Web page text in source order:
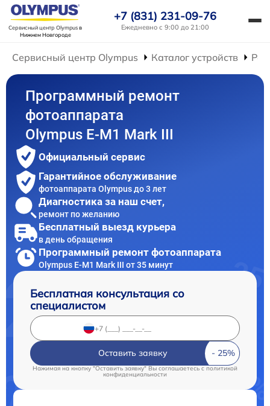
Сервисный центр Olympusв
Нижнем Новгороде
+7 (831) 231-09-76
Ежедневно с 9:00 до 21:00
Сервисный центр Olympus Каталог устройств
Программный ремонт
фотоаппарата
Olympus E‑M1 Mark III
Официальный сервис
Гарантийное обслуживание
фотоаппарата Olympus до 3 лет
Диагностика за наш счет,
ремонт по желанию
Бесплатный выезд курьера
в день обращения
Программный ремонт фотоаппарата
Olympus E‑M1 Mark III от 35 минут
Бесплатная консультация со
специалистом
Оставить заявку
Нажимая на кнопку "Оставить заявку" Вы соглашаетесь c политикой
конфиденциальности